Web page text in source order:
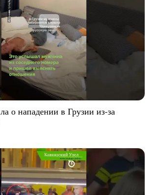
о нападении в Грузии из-за